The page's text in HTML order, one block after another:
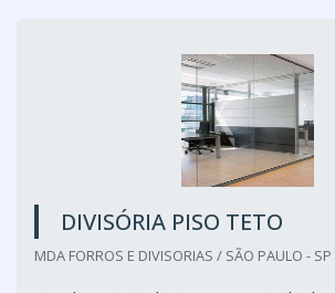
DIVISÓRIA PISO TETO
MDA FORROS E DIVISORIAS / SÃO PAULO - SP